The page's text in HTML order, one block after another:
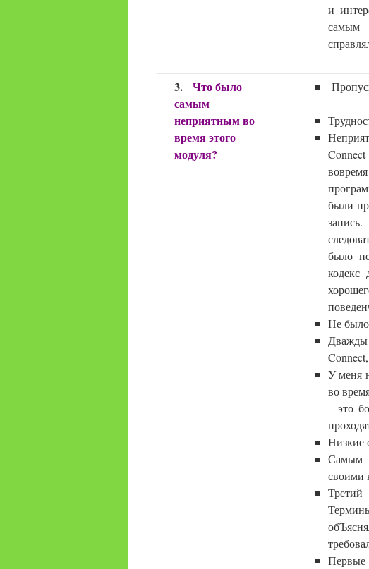
и
самым
3. Что было
самым
неприятным во
время этого
модуля?
были
было
кодекс
Не было
У меня
во
– это
Низкие
Самым
своими